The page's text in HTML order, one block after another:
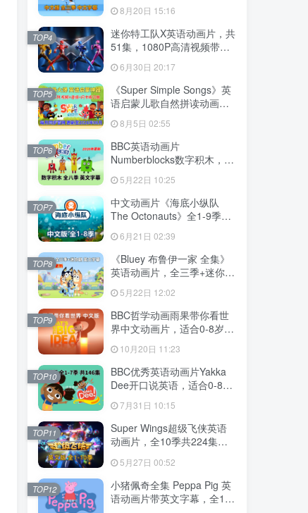
云网盘下载
8月20日 15:16
迷你特工队X英语动画片，共
51集，1080P高清视频带中
6月30日 20:17
TOP4
《Super Simple Songs》英
语启蒙儿歌自然拼读动画视
1080P高清视频带英文字
幕，百度云网盘下载！
8月5日 02:55
TOP5
BBC英语动画片
Numberblocks数字积木，适
别专辑共198集，1080P高清
视频带英文字幕，送配套音
频MP3，百度云网盘下载！
5月22日 10:25
TOP6
中文动画片《海底小纵队
The Octonauts》全1-9季共
247集+特别版9集，1080P
高清视频带中文字幕，百度
云网盘下载
6月21日 02:39
TOP7
《Bluey 布鲁伊一家 全集》
英语动画片，全三季+迷你剧
共204集，1080P高清视频带
英文字幕，带配套音频
MP3，百度云网盘下载！
5月22日 12:02
TOP8
BBC哲学动画雨果带你看世
界中文动画片，适合0-8岁，
全52集，1080P高清视频，
百度云网盘下载
10月20日 11:23
TOP9
BBC优秀英语动画片Yakka
Dee开口说英语，适合0-8
岁，全1-7季总共146集，
1080P高清视频带英文字
幕，送配套音频MP3，百度
云网盘下载！
7月31日 10:15
TOP10
Super Wings超级飞侠英语
动画片，全10季共224集，
幕，带配套音频MP3，百度
云网盘下载！
5月27日 00:52
TOP11
小猪佩奇全集 Peppa Pig 英
语动画片带英文字幕，全1-9
TOP12